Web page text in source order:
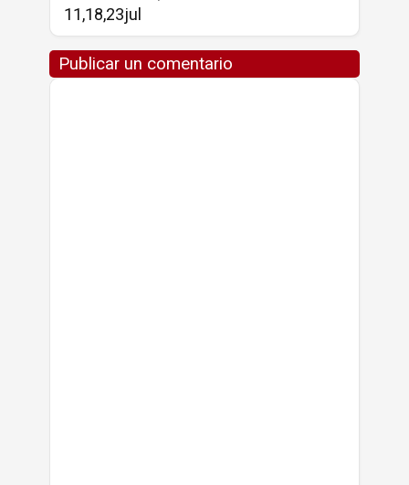
11,18,23jul
Publicar un comentario